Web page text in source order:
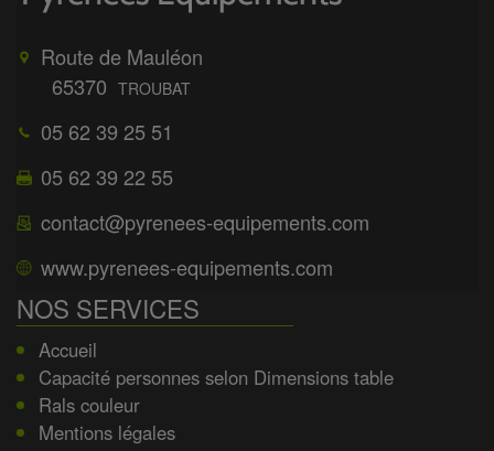
Route de Mauléon
65370 TROUBAT
05 62 39 25 51
05 62 39 22 55
contact@pyrenees-equipements.com
www.pyrenees-equipements.com
NOS SERVICES
Accueil
Capacité personnes selon Dimensions table
Rals couleur
Mentions légales